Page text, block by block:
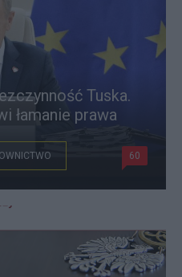
Tuska.
łamanie prawa
60